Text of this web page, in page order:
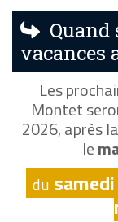
Quand
vacances
Les
Montet
2026, après
le
du